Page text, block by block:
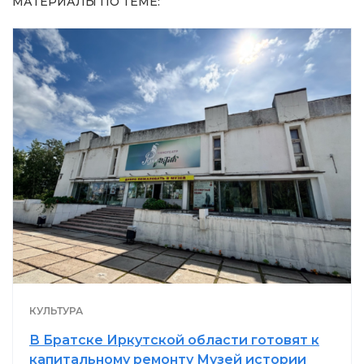
КУЛЬТУРА
В Братске Иркутской области готовят к
капитальному ремонту Музей истории